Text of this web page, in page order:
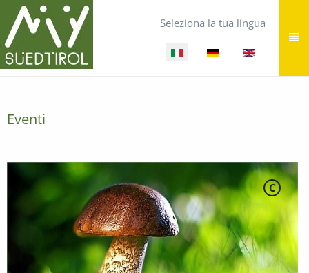
Seleziona la tua lingua
Eventi
C